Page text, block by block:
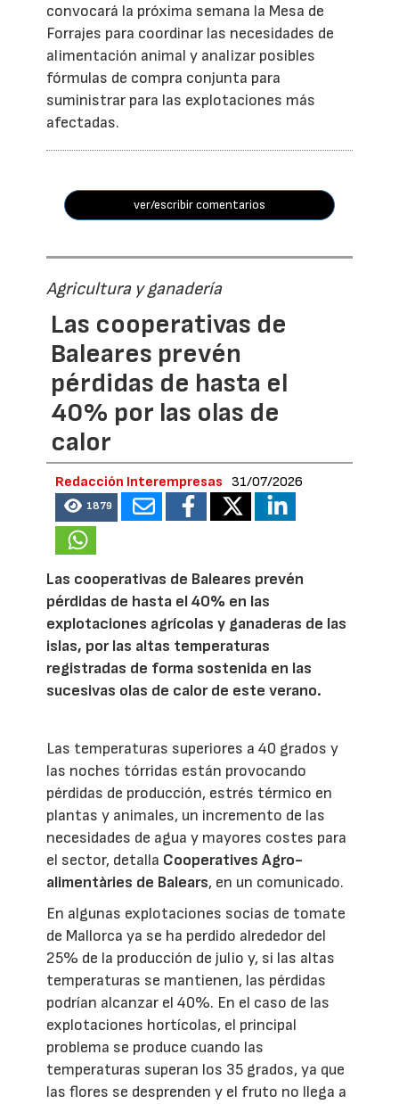
convocará la próxima semana la Mesa de
Forrajes para coordinar las necesidades de
alimentación animal y analizar posibles
fórmulas de compra conjunta para
suministrar para las explotaciones más
afectadas.
ver/escribir comentarios
Agricultura y ganadería
Las cooperativas de
Baleares prevén
pérdidas de hasta el
40% por las olas de
calor
Redacción Interempresas 31/07/2026
1879
Las cooperativas de Baleares prevén
pérdidas de hasta el 40% en las
explotaciones agrícolas y ganaderas de las
islas, por las altas temperaturas
registradas de forma sostenida en las
sucesivas olas de calor de este verano.
Las temperaturas superiores a 40 grados y
las noches tórridas están provocando
pérdidas de producción, estrés térmico en
plantas y animales, un incremento de las
necesidades de agua y mayores costes para
el sector, detalla Cooperatives Agro-
alimentàries de Balears, en un comunicado.
En algunas explotaciones socias de tomate
de Mallorca ya se ha perdido alrededor del
25% de la producción de julio y, si las altas
temperaturas se mantienen, las pérdidas
podrían alcanzar el 40%. En el caso de las
explotaciones hortícolas, el principal
problema se produce cuando las
temperaturas superan los 35 grados, ya que
las flores se desprenden y el fruto no llega a